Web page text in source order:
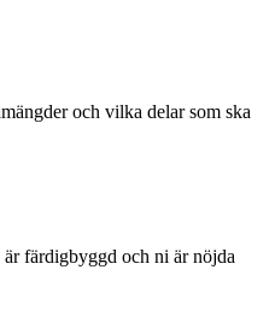
och vilka delar som ska
färdigbyggd och ni är nöjda